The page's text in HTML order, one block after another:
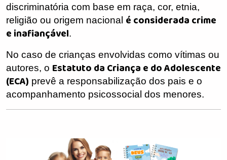
discriminatória com base em raça, cor, etnia,
religião ou origem nacional é considerada crime
e inafiançável.
No caso de crianças envolvidas como vítimas ou
autores, o Estatuto da Criança e do Adolescente
(ECA) prevê a responsabilização dos pais e o
acompanhamento psicossocial dos menores.